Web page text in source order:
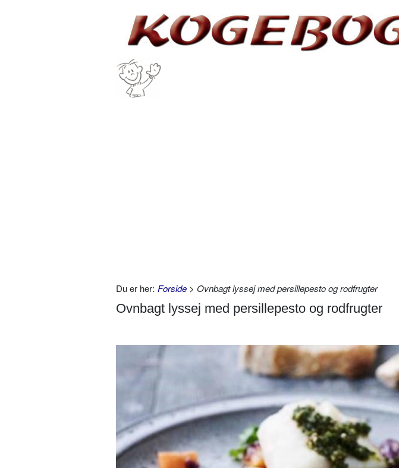
Du er her: Forside > Ovnbagt lyssej med persillepesto og rodfrugter
Ovnbagt lyssej med persillepesto og rodfrugter